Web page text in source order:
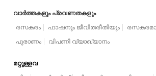
വാർത്തകളും പ്രവണതകളും
രസകരം
ഫാഷനും ജീവിതരീതിയും
പുരാണം
വിപണി വ്യാഖ്യാനം
മറ്റുള്ളവ